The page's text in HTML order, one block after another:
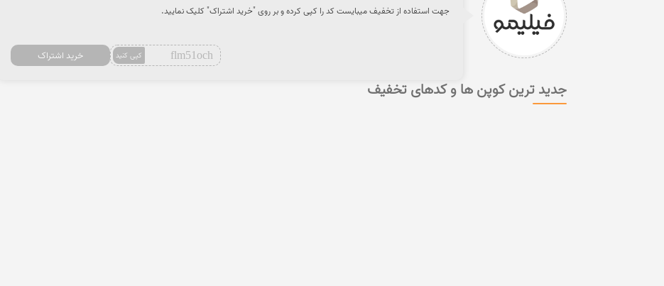
جهت استفاده از تخفیف میبایست کد را کپی کرده و بر روی "خرید اشتراک" کلیک نمایید.
flm51och کپی کنید خرید اشتراک
جدید ترین کوپن ها و کدهای تخفیف